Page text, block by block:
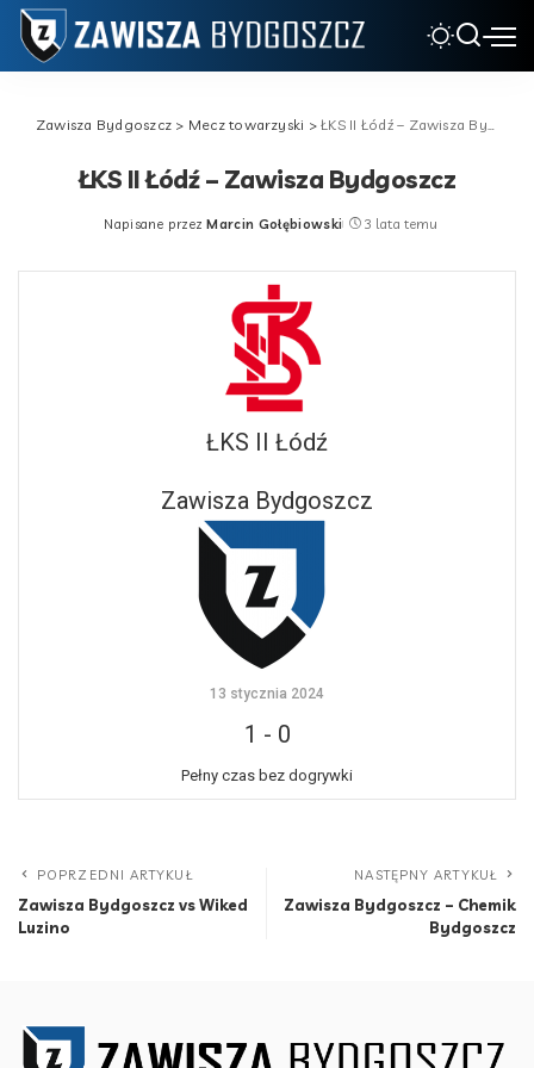
Zawisza Bydgoszcz > Mecz towarzyski >ŁKS II Łódź – Zawisza Bydgoszcz
ŁKS II Łódź – Zawisza Bydgoszcz
Posted
Napisane przez Marcin Gołębiowski 3 lata temu
ŁKS II Łódź
Zawisza Bydgoszcz
13 stycznia 2024
1 - 0
Pełny czas bez dogrywki
POPRZEDNI ARTYKUŁ
Zawisza Bydgoszcz vs Wiked
Luzino
NASTĘPNY ARTYKUŁ
Zawisza Bydgoszcz – Chemik
Bydgoszcz